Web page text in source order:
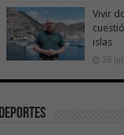
Vivir
islas
26
Deportes